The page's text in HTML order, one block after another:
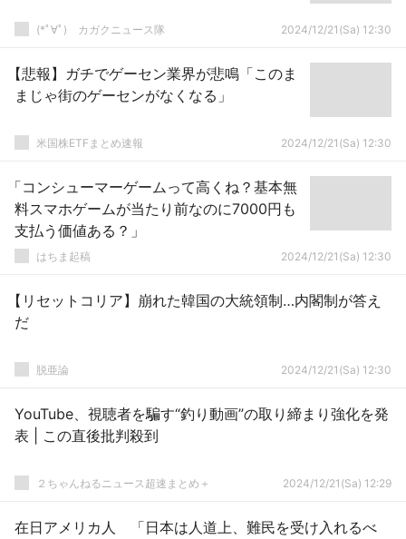
(*ﾟ∀ﾟ)ゞカガクニュース隊 2024/12/21(Sa) 12:30
【悲報】ガチでゲーセン業界が悲鳴「このま
まじゃ街のゲーセンがなくなる」
米国株ETFまとめ速報 2024/12/21(Sa) 12:30
「コンシューマーゲームって高くね？基本無
料スマホゲームが当たり前なのに7000円も
支払う価値ある？」
はちま起稿 2024/12/21(Sa) 12:30
【リセットコリア】崩れた韓国の大統領制…内閣制が答え
だ
脱亜論 2024/12/21(Sa) 12:30
YouTube、視聴者を騙す“釣り動画”の取り締まり強化を発
表 | この直後批判殺到
２ちゃんねるニュース超速まとめ＋ 2024/12/21(Sa) 12:29
在日アメリカ人 「日本は人道上、難民を受け入れるべ